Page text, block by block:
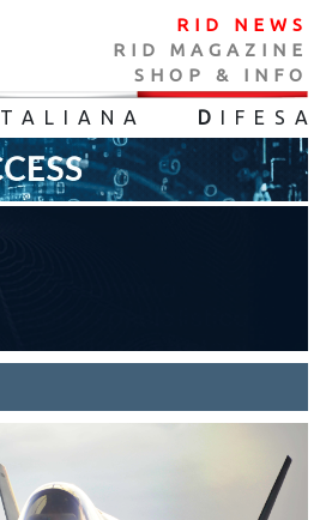
RID NEWS
RID MAGAZINE
SHOP & INFO
TALIANA D IFES A